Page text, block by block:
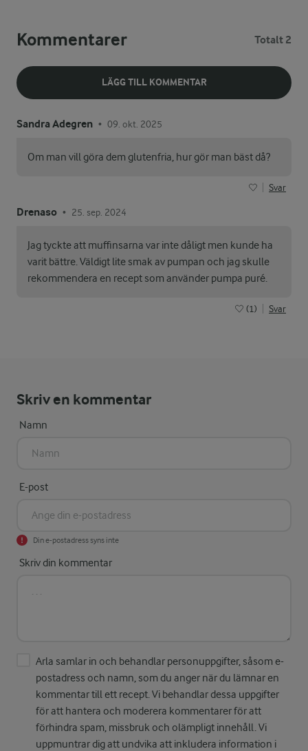
Kommentarer Totalt 2
LÄGG TILL KOMMENTAR
Sandra Adegren • 09. okt. 2025
Om man vill göra dem glutenfria, hur gör man bäst då?
Svar
Drenaso • 25. sep. 2024
Jag tyckte att muffinsarna var inte dåligt men kunde ha
varit bättre. Väldigt lite smak av pumpan och jag skulle
rekommendera en recept som använder pumpa puré.
(1) Svar
Skriv en kommentar
Namn
E-post
Din e-postadress syns inte
Skriv din kommentar
Arla samlar in och behandlar personuppgifter, såsom e-
postadress och namn, som du anger när du lämnar en
kommentar till ett recept. Vi behandlar dessa uppgifter
för att hantera och moderera kommentarer för att
förhindra spam, missbruk och olämpligt innehåll. Vi
uppmuntrar dig att undvika att inkludera information i